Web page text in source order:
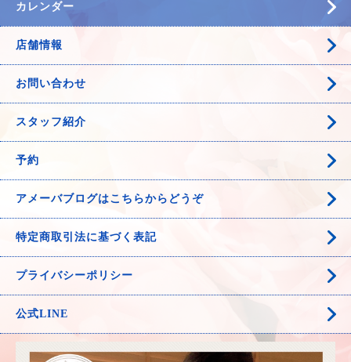
カレンダー
店舗情報
お問い合わせ
スタッフ紹介
予約
アメーバブログはこちらからどうぞ
特定商取引法に基づく表記
プライバシーポリシー
公式LINE